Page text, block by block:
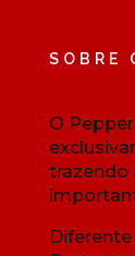
SOBRE
O
trazendo